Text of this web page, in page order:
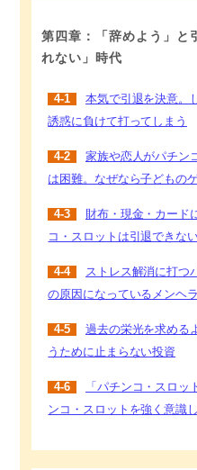
第四章：「辞めよう」と
れない」時代
4-1
本気で引退を決意。
誘惑に負けて打ってしまう
4-2
家族や恋人がパチン
は困難。なぜなら子どもの
4-3
財布・現金・カード
コ・スロットは引退できな
4-4
ストレス解消に打つ
の原因になっているメンヘ
4-5
過去の栄光を求める
うために止まらない投資
4-6
「パチンコ・スロ
ンコ・スロットを強く意識